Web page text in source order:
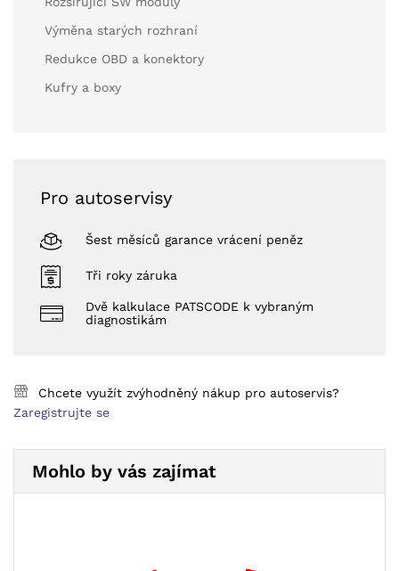
Výměna starých rozhraní
Redukce OBD a konektory
Kufry a boxy
Pro autoservisy
Šest měsíců garance vrácení peněz
Tři roky záruka
Dvě kalkulace PATSCODE k vybraným
diagnostikám
Chcete využít zvýhodněný nákup pro autoservis?
Zaregistrujte se
Mohlo by vás zajímat